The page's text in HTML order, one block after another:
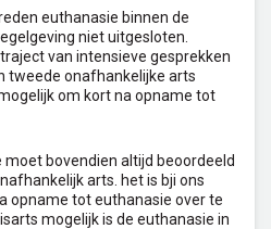
euthanasie binnen de
niet uitgesloten.
van intensieve gesprekken
tweede onafhankelijke arts
om kort na opname tot
bovendien altijd beoordeeld
arts. het is bji ons
opname tot euthanasie over te
mogelijk is de euthanasie in